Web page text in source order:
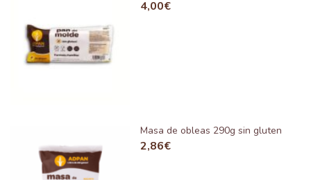
4,00€
Masa de obleas 290g sin gluten
2,86€